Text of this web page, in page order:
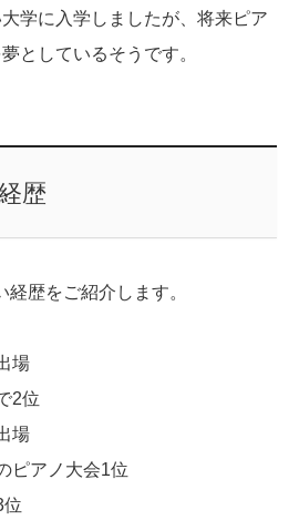
学に入学しましたが、将来ピア
としているそうです。
歴
歴をご紹介します。
場
2位
場
ピアノ大会1位
位